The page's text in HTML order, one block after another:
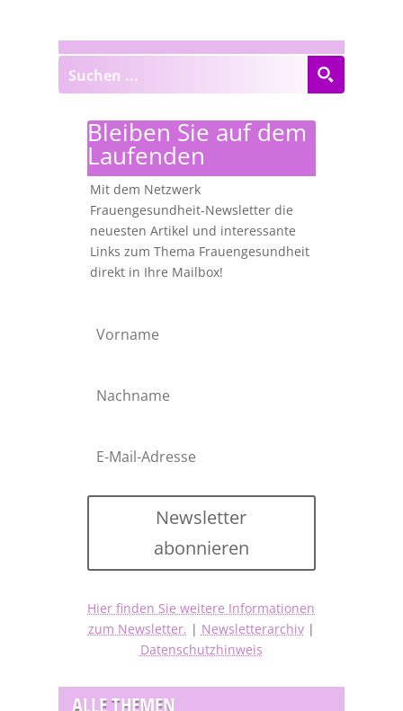
Bleiben Sie auf dem
Laufenden
Mit dem Netzwerk
Frauengesundheit-Newsletter die
neuesten Artikel und interessante
Links zum Thema Frauengesundheit
direkt in Ihre Mailbox!
Newsletter
abonnieren
Hier finden Sie weitere Informationen
zum Newsletter. | Newsletterarchiv|
Datenschutzhinweis
ALLE THEMEN